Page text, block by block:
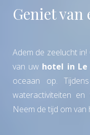
Geniet van
Adem de zeelucht
van uw hotel in Le
oceaan op.
wateractiviteiten
Neem de tijd om